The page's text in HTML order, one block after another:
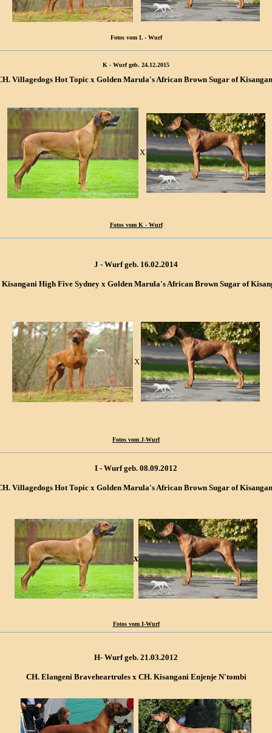
Fotos vom L - Wurf
K - Wurf geb. 24.12.2015
Villagedogs Hot Topic x Golden Marula's African Brown Sugar of
X
Fotos vom K - Wurf
J - Wurf geb. 16.02.2014
Kisangani High Five Sydney x Golden Marula's African Brown Sugar of
X
Fotos vom J-Wurf
I - Wurf geb. 08.09.2012
Villagedogs Hot Topic x Golden Marula's African Brown Sugar of
x
Fotos vom I-Wurf
H- Wurf geb. 21.03.2012
CH. Elangeni Braveheartrules x CH. Kisangani Enjenje N'tombi